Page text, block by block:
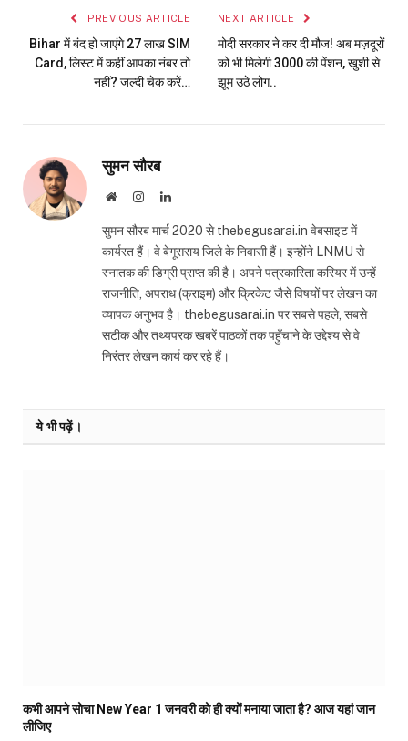
PREVIOUS ARTICLE
Bihar में बंद हो जाएंगे 27 लाख SIM
Card, लिस्ट में कहीं आपका नंबर तो
नहीं? जल्दी चेक करें…
NEXT ARTICLE
मोदी सरकार ने कर दी मौज! अब मज़दूरों
को भी मिलेगी ₹3000 की पेंशन, खुशी से
झूम उठे लोग..
सुमन सौरब
WebsiteInstagramLinkedIn
सुमन सौरब मार्च 2020 से thebegusarai.in वेबसाइट में
कार्यरत हैं। वे बेगूसराय जिले के निवासी हैं। इन्होंने LNMU से
स्नातक की डिग्री प्राप्त की है। अपने पत्रकारिता करियर में उन्हें
राजनीति, अपराध (क्राइम) और क्रिकेट जैसे विषयों पर लेखन का
व्यापक अनुभव है। thebegusarai.in पर सबसे पहले, सबसे
सटीक और तथ्यपरक खबरें पाठकों तक पहुँचाने के उद्देश्य से वे
निरंतर लेखन कार्य कर रहे हैं।
ये भी पढ़ें।
कभी आपने सोचा New Year 1 जनवरी को ही क्यों मनाया जाता है? आज यहां जान
लीजिए